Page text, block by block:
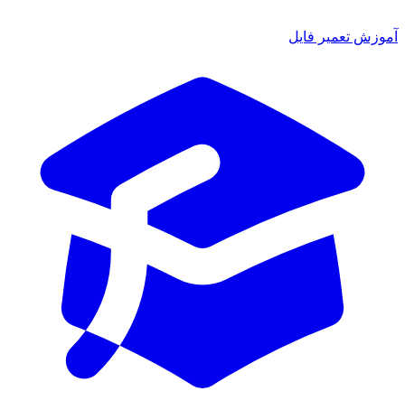
آموزش تعمیر فایل